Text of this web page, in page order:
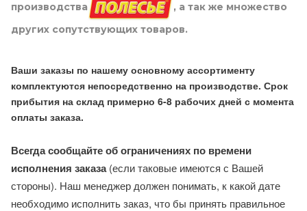
производства
, а так же множество
других сопутствующих товаров.
Ваши заказы по нашему основному ассортименту
комплектуются непосредственно на производстве. Срок
прибытия на склад примерно 6-8 рабочих дней с момента
оплаты заказа.
Всегда сообщайте об ограничениях по времени
исполнения заказа(если таковые имеются с Вашей
стороны). Наш менеджер должен понимать, к какой дате
необходимо исполнить заказ, что бы принять правильное